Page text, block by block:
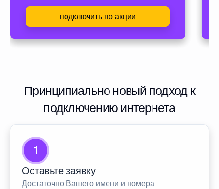
подключить по акции
Принципиально новый подход к
подключению интернета
1
Оставьте заявку
Достаточно Вашего имени и номера